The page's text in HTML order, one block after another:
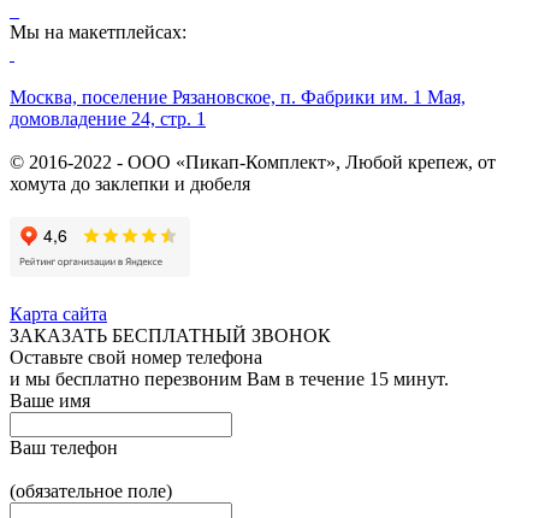
Мы на макетплейсах:
Москва, поселение Рязановское, п. Фабрики им. 1 Мая,
домовладение 24, стр. 1
© 2016-2022 - ООО «Пикап-Комплект», Любой крепеж, от
хомута до заклепки и дюбеля
Карта сайта
ЗАКАЗАТЬ БЕСПЛАТНЫЙ ЗВОНОК
Оставьте свой номер телефона
и мы бесплатно перезвоним Вам в течение 15 минут.
Ваше имя
Ваш телефон
(обязательное поле)